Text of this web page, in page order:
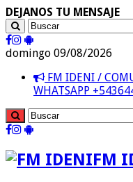
DEJANOS TU MENSAJE
domingo 09/08/2026
FM IDENI /
WHATSAPP
FM